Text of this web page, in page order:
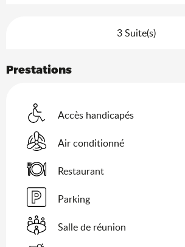
3 Suite(s)
Prestations
Accès handicapés
Air conditionné
Restaurant
Parking
Salle de réunion